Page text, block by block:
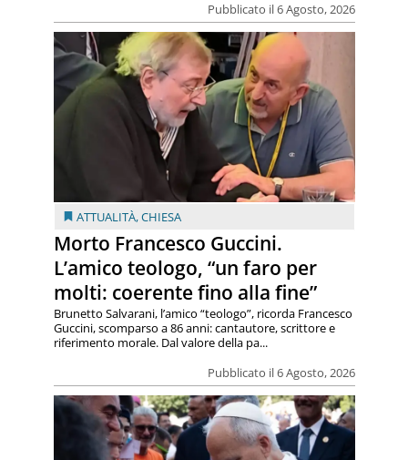
Pubblicato il 6 Agosto, 2026
ATTUALITÀ,CHIESA
Morto Francesco Guccini.
L’amico teologo, “un faro per
molti: coerente fino alla fine”
Pubblicato il 6 Agosto, 2026
Brunetto Salvarani, l’amico “teologo”, ricorda Francesco
Guccini, scomparso a 86 anni: cantautore, scrittore e
riferimento morale. Dal valore della pa...